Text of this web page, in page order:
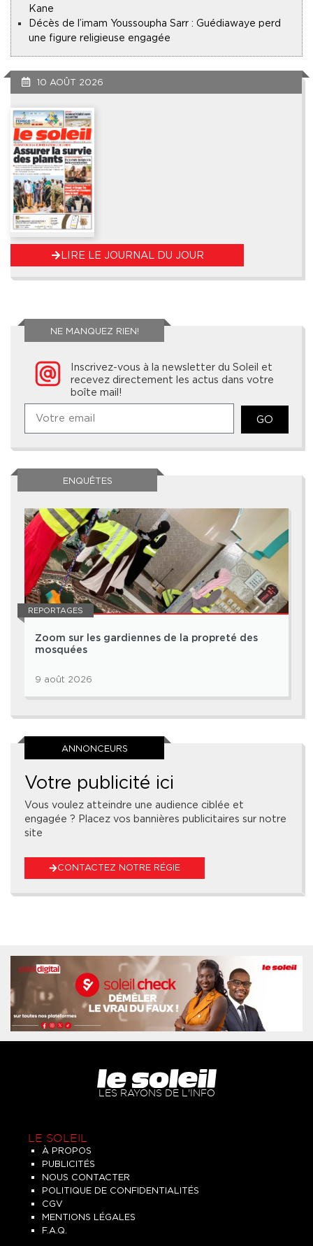
Kane
Décès de l’imam Youssoupha Sarr : Guédiawaye perd
une figure religieuse engagée
10 AOÛT 2026
LIRE LE JOURNAL DU JOUR
NE MANQUEZ RIEN!
Inscrivez-vous à la newsletter du Soleil et
recevez directement les actus dans votre
boîte mail!
GO
ENQUÊTES
REPORTAGES
Zoom sur les gardiennes de la propreté des
mosquées
9 août 2026
ANNONCEURS
Votre publicité ici
Vous voulez atteindre une audience ciblée et
engagée ? Placez vos bannières publicitaires sur notre
site
CONTACTEZ NOTRE RÉGIE
LES RAYONS DE L'INFO
LE SOLEIL
À PROPOS
PUBLICITÉS
NOUS CONTACTER
POLITIQUE DE CONFIDENTIALITÉS
CGV
MENTIONS LÉGALES
F.A.Q.